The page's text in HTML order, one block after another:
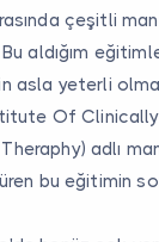
çeşitli
aldığım
yeterli
Of
adlı
bu eğitimin